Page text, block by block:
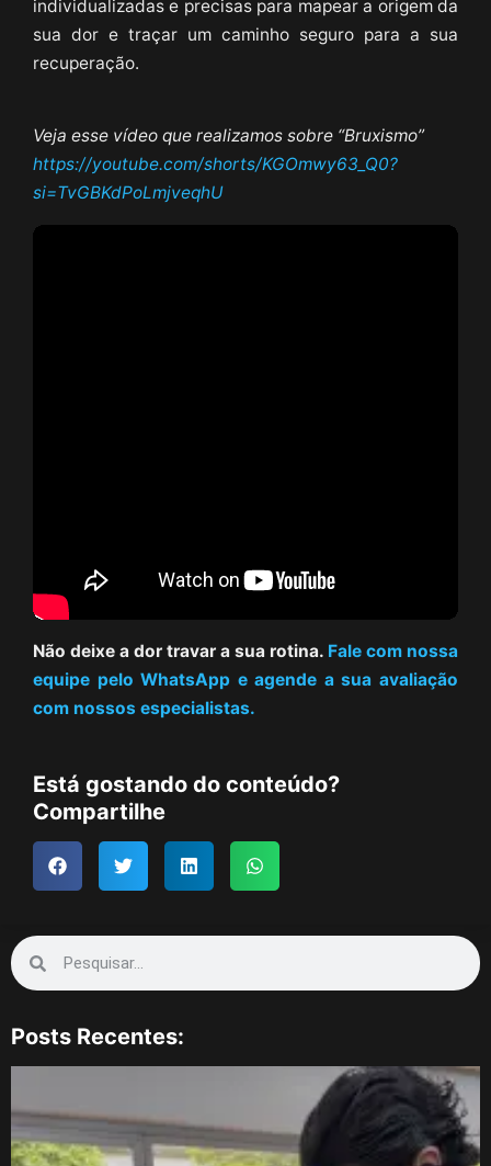
individualizadas e precisas para mapear a origem da
sua dor e traçar um caminho seguro para a sua
recuperação.
Veja esse vídeo que realizamos sobre “Bruxismo”
https://youtube.com/shorts/KGOmwy63_Q0?
si=TvGBKdPoLmjveqhU
Não deixe a dor travar a sua rotina. Fale com nossa
equipe pelo WhatsApp e agende a sua avaliação
com nossos especialistas.
Está gostando do conteúdo?
Compartilhe
Posts Recentes: